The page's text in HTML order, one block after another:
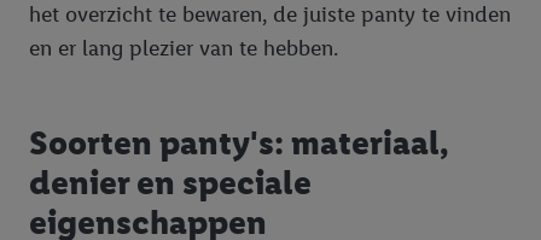
het overzicht te bewaren, de juiste panty te vinden
en er lang plezier van te hebben.
Soorten panty's: materiaal,
denier en speciale
eigenschappen